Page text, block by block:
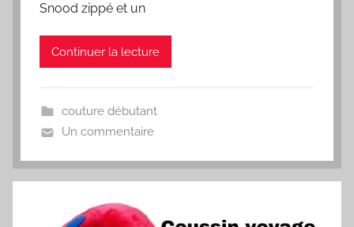
Snood zippé et un
Continuer la lecture
couture débutant
Un commentaire